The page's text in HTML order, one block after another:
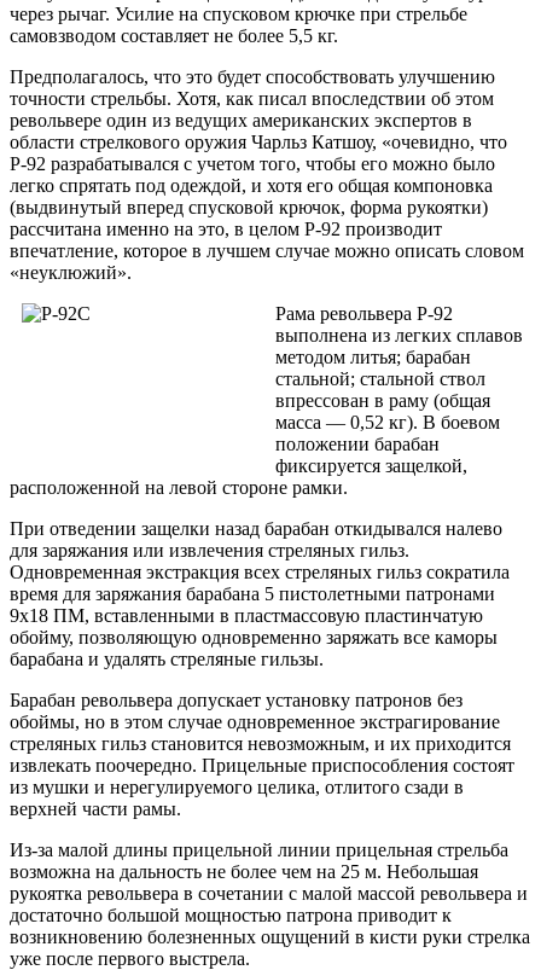
через рычаг. Усилие на спусковом крючке при стрельбе
самовзводом составляет не более 5,5 кг.
Предполагалось, что это будет способствовать улучшению
точности стрельбы. Хотя, как писал впоследствии об этом
револьвере один из ведущих американских экспертов в
области стрелкового оружия Чарльз Катшоу, «очевидно, что
Р-92 разрабатывался с учетом того, чтобы его можно было
легко спрятать под одеждой, и хотя его общая компоновка
(выдвинутый вперед спусковой крючок, форма рукоятки)
рассчитана именно на это, в целом Р-92 производит
впечатление, которое в лучшем случае можно описать словом
«неуклюжий».
Рама револьвера Р-92
выполнена из легких сплавов
методом литья; барабан
стальной; стальной ствол
впрессован в раму (общая
масса — 0,52 кг). В боевом
положении барабан
фиксируется защелкой,
расположенной на левой стороне рамки.
При отведении защелки назад барабан откидывался налево
для заряжания или извлечения стреляных гильз.
Одновременная экстракция всех стреляных гильз сократила
время для заряжания барабана 5 пистолетными патронами
9х18 ПМ, вставленными в пластмассовую пластинчатую
обойму, позволяющую одновременно заряжать все каморы
барабана и удалять стреляные гильзы.
Барабан револьвера допускает установку патронов без
обоймы, но в этом случае одновременное экстрагирование
стреляных гильз становится невозможным, и их приходится
извлекать поочередно. Прицельные приспособления состоят
из мушки и нерегулируемого целика, отлитого сзади в
верхней части рамы.
Из-за малой длины прицельной линии прицельная стрельба
возможна на дальность не более чем на 25 м. Небольшая
рукоятка револьвера в сочетании с малой массой револьвера и
достаточно большой мощностью патрона приводит к
возникновению болезненных ощущений в кисти руки стрелка
уже после первого выстрела.